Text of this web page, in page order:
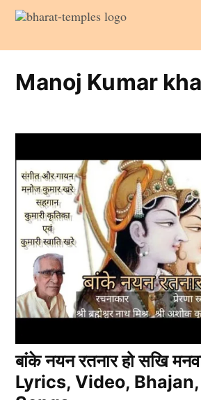
Skip
content
Manoj Kumar
बांके नयन रतनार हो सखि
Lyrics, Video,